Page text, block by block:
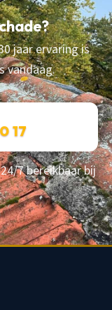
jaar ervaring is
vandaag.
17
7 bereikbaar bij